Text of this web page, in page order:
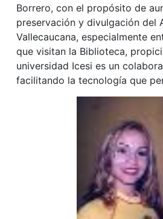
Borrero, con el propósito de
preservación y divulgación del
Vallecaucana, especialmente
que visitan la Biblioteca,
universidad Icesi es un
facilitando la tecnología que